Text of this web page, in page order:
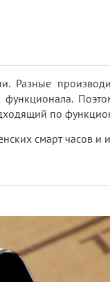
Разные
функционала.
по
смарт часов и